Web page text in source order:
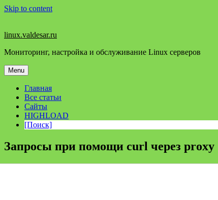
Skip to content
linux.valdesar.ru
Мониторинг, настройка и обслуживание Linux серверов
Menu
Главная
Все статьи
Сайты
HIGHLOAD
[Поиск]
Запросы при помощи curl через proxy